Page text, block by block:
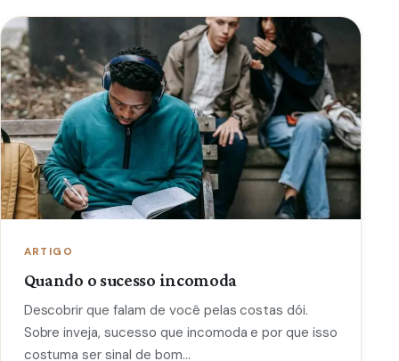
ARTIGO
Quando o sucesso incomoda
Descobrir que falam de você pelas costas dói.
Sobre inveja, sucesso que incomoda e por que isso
costuma ser sinal de bom…